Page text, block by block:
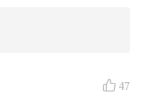
趋势」的思想钢印
47